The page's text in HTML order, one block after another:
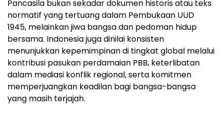
Pancasila bukan sekadar dokumen historis atau teks
normatif yang tertuang dalam Pembukaan UUD
1945, melainkan jiwa bangsa dan pedoman hidup
bersama. Indonesia juga dinilai konsisten
menunjukkan kepemimpinan di tingkat global melalui
kontribusi pasukan perdamaian PBB, keterlibatan
dalam mediasi konflik regional, serta komitmen
memperjuangkan keadilan bagi bangsa-bangsa
yang masih terjajah.